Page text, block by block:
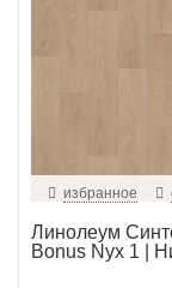
избранное
Линолеум
Bonus Nyx 1 |